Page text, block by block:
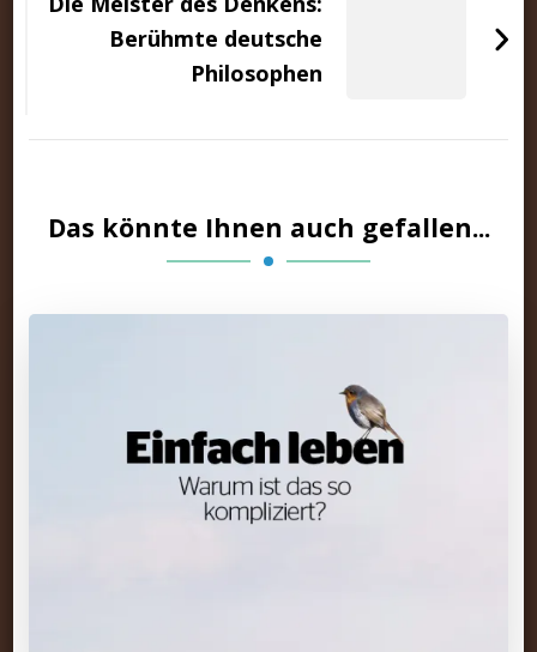
Berühmte deutsche
Philosophen
Das könnte Ihnen auch gefallen...